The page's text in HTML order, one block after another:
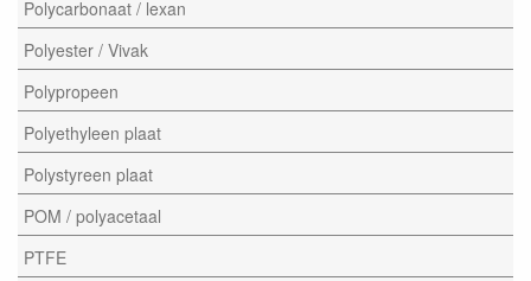
Polycarbonaat / lexan
Polyester / Vivak
Polypropeen
Polyethyleen plaat
Polystyreen plaat
POM / polyacetaal
PTFE